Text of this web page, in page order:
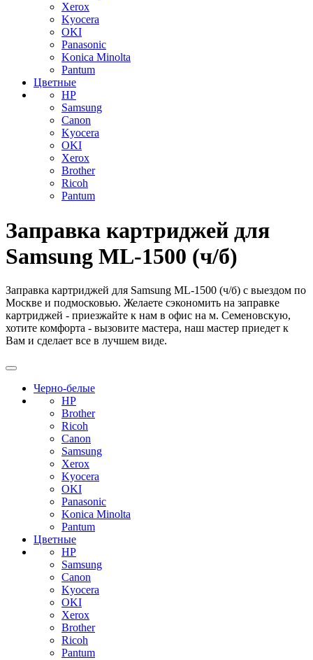
Xerox
Kyocera
OKI
Panasonic
Konica Minolta
Pantum
Цветные
HP
Samsung
Canon
Kyocera
OKI
Xerox
Brother
Ricoh
Pantum
Заправка картриджей для
Samsung ML-1500 (ч/б)
Заправка картриджей для Samsung ML-1500 (ч/б) с выездом по
Москве и подмосковью. Желаете сэкономить на заправке
картриджей - приезжайте к нам в офис на м. Семеновскую,
хотите комфорта - вызовите мастера, наш мастер приедет к
Вам и сделает все в лучшем виде.
Черно-белые
HP
Brother
Ricoh
Canon
Samsung
Xerox
Kyocera
OKI
Panasonic
Konica Minolta
Pantum
Цветные
HP
Samsung
Canon
Kyocera
OKI
Xerox
Brother
Ricoh
Pantum